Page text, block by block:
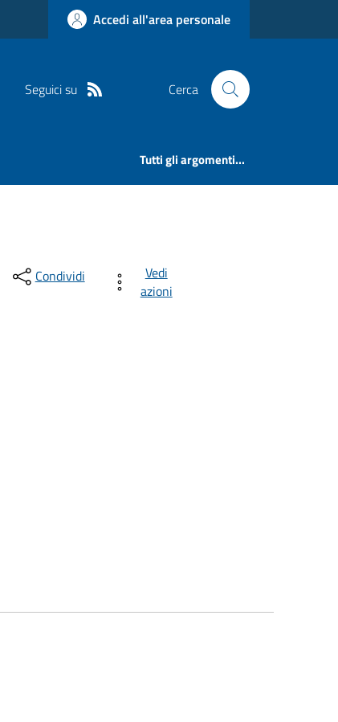
Accedi all'area personale
Seguici su Cerca
Tutti gli argomenti...
Condividi
Vedi
azioni